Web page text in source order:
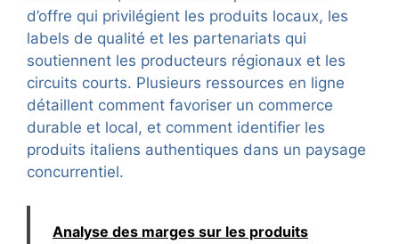
d’offre qui privilégient les produits locaux, les
labels de qualité et les partenariats qui
soutiennent les producteurs régionaux et les
circuits courts. Plusieurs ressources en ligne
détaillent comment favoriser un commerce
durable et local, et comment identifier les
produits italiens authentiques dans un paysage
concurrentiel.
Analyse des marges sur les produits